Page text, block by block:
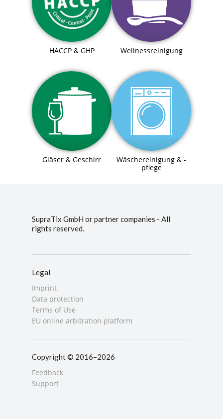
HACCP & GHP Wellnessreinigung
Gläser & Geschirr
Wäschereinigung & -
pflege
SupraTix GmbH or partner companies - All
rights reserved.
Legal
Imprint
Data protection
Terms of Use
EU online arbitration platform
Copyright © 2016–2026
Feedback
Support